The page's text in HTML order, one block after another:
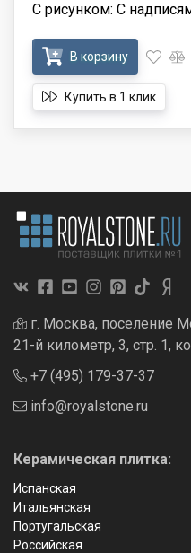
С рисунком: С
В корзину
Купить в 1 клик
г. Москва, поселение
21-й километр, 3, стр. 1,
+7 (495) 179-37-37
info@royalstone.ru
Керамическая плитка:
Испанская
Итальянская
Португальская
Российская